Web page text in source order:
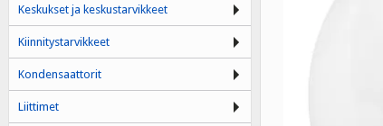
Keskukset ja keskustarvikkeet
Kiinnitystarvikkeet
Kondensaattorit
Liittimet